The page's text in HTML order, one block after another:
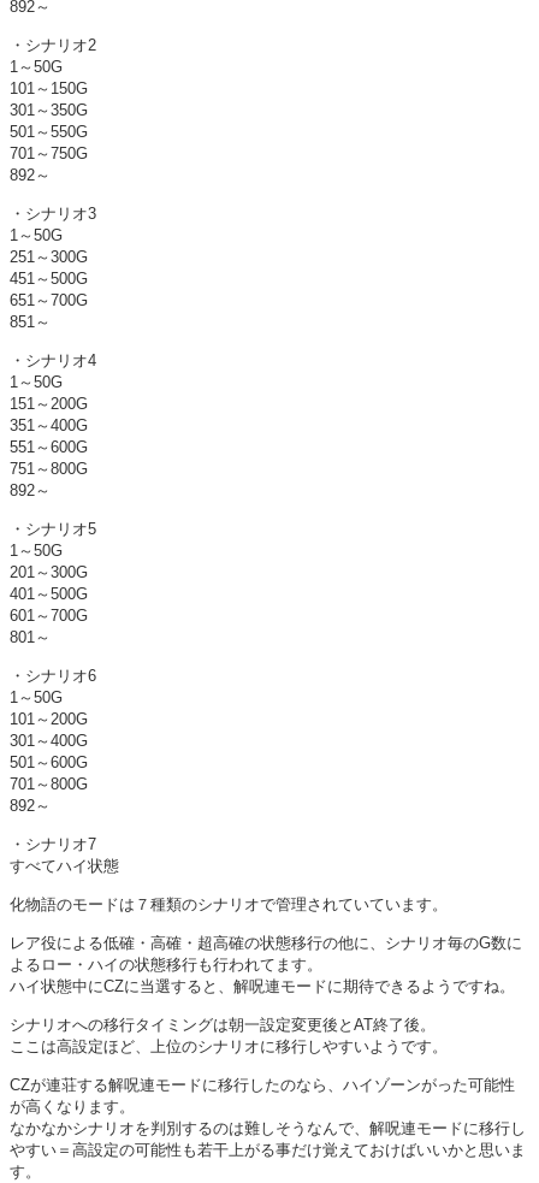
892～
・シナリオ2
1～50G
101～150G
301～350G
501～550G
701～750G
892～
・シナリオ3
1～50G
251～300G
451～500G
651～700G
851～
・シナリオ4
1～50G
151～200G
351～400G
551～600G
751～800G
892～
・シナリオ5
1～50G
201～300G
401～500G
601～700G
801～
・シナリオ6
1～50G
101～200G
301～400G
501～600G
701～800G
892～
・シナリオ7
すべてハイ状態
化物語のモードは７種類のシナリオで管理されていています。
レア役による低確・高確・超高確の状態移行の他に、シナリオ毎のG数に
よるロー・ハイの状態移行も行われてます。
ハイ状態中にCZに当選すると、解呪連モードに期待できるようですね。
シナリオへの移行タイミングは朝一設定変更後とAT終了後。
ここは高設定ほど、上位のシナリオに移行しやすいようです。
CZが連荘する解呪連モードに移行したのなら、ハイゾーンがった可能性
が高くなります。
なかなかシナリオを判別するのは難しそうなんで、解呪連モードに移行し
やすい＝高設定の可能性も若干上がる事だけ覚えておけばいいかと思いま
す。